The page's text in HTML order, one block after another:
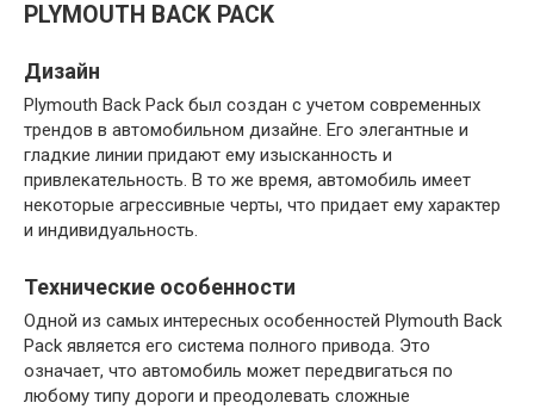
PLYMOUTH BACK PACK
Дизайн
Plymouth Back Pack был создан с учетом современных
трендов в автомобильном дизайне. Его элегантные и
гладкие линии придают ему изысканность и
привлекательность. В то же время, автомобиль имеет
некоторые агрессивные черты, что придает ему характер
и индивидуальность.
Технические особенности
Одной из самых интересных особенностей Plymouth Back
Pack является его система полного привода. Это
означает, что автомобиль может передвигаться по
любому типу дороги и преодолевать сложные